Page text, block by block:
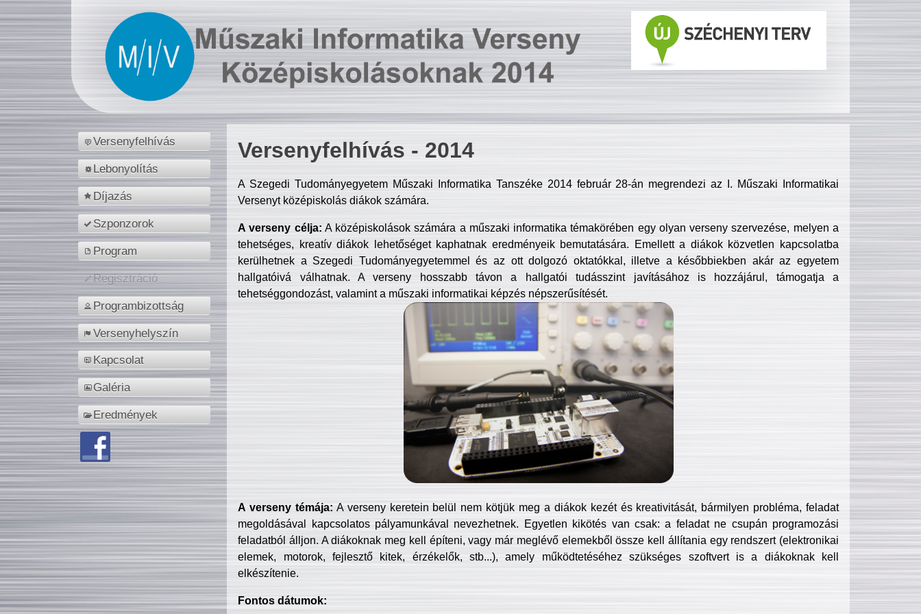
Versenyfelhívás
Lebonyolítás
Díjazás
Szponzorok
Program
Regisztráció
Programbizottság
Versenyhelyszín
Kapcsolat
Galéria
Eredmények
Versenyfelhívás - 2014
A Szegedi Tudományegyetem Műszaki Informatika Tanszéke 2014 február 28-án megrendezi az I. Műszaki Informatikai
Versenyt középiskolás diákok számára.
A verseny célja: A középiskolások számára a műszaki informatika témakörében egy olyan verseny szervezése, melyen a
tehetséges, kreatív diákok lehetőséget kaphatnak eredményeik bemutatására. Emellett a diákok közvetlen kapcsolatba
kerülhetnek a Szegedi Tudományegyetemmel és az ott dolgozó oktatókkal, illetve a későbbiekben akár az egyetem
hallgatóivá válhatnak. A verseny hosszabb távon a hallgatói tudásszint javításához is hozzájárul, támogatja a
tehetséggondozást, valamint a műszaki informatikai képzés népszerűsítését.
A verseny témája: A verseny keretein belül nem kötjük meg a diákok kezét és kreativitását, bármilyen probléma, feladat
megoldásával kapcsolatos pályamunkával nevezhetnek. Egyetlen kikötés van csak: a feladat ne csupán programozási
feladatból álljon. A diákoknak meg kell építeni, vagy már meglévő elemekből össze kell állítania egy rendszert (elektronikai
elemek, motorok, fejlesztő kitek, érzékelők, stb...), amely működtetéséhez szükséges szoftvert is a diákoknak kell
elkészítenie.
Fontos dátumok: